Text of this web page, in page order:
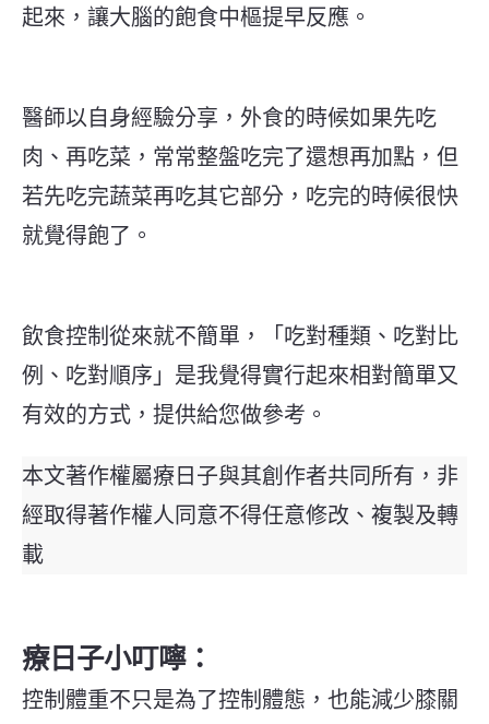
起來，讓大腦的飽食中樞提早反應。
醫師以自身經驗分享，外食的時候如果先吃
肉、再吃菜，常常整盤吃完了還想再加點，但
若先吃完蔬菜再吃其它部分，吃完的時候很快
就覺得飽了。
飲食控制從來就不簡單，「吃對種類、吃對比
例、吃對順序」是我覺得實行起來相對簡單又
有效的方式，提供給您做參考。
本文著作權屬療日子與其創作者共同所有，非
經取得著作權人同意不得任意修改、複製及轉
載
療日子小叮嚀：
控制體重不只是為了控制體態，也能減少膝關